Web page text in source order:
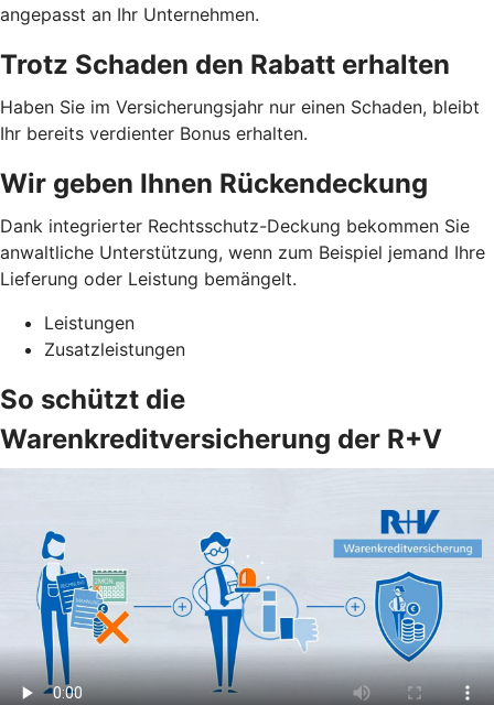
angepasst an Ihr Unternehmen.
Trotz Schaden den Rabatt erhalten
Haben Sie im Versicherungsjahr nur einen Schaden, bleibt
Ihr bereits verdienter Bonus erhalten.
Wir geben Ihnen Rückendeckung
Dank integrierter Rechtsschutz-Deckung bekommen Sie
anwaltliche Unterstützung, wenn zum Beispiel jemand Ihre
Lieferung oder Leistung bemängelt.
Leistungen
Zusatzleistungen
So schützt die
Warenkreditversicherung der R+V